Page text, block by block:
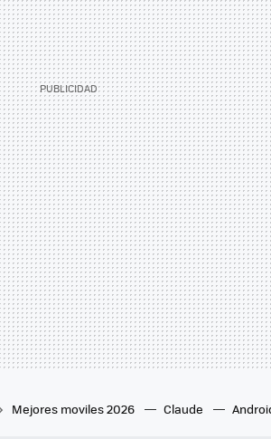
Mejores moviles 2026 Claude